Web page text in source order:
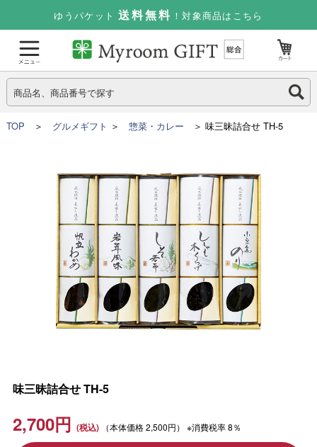
ゆうパケット 送料無料 ！対象商品はこちら
TOP ＞ グルメギフト ＞ 惣菜・カレー ＞ 味三昧詰合せ TH-5
味三昧詰合せ TH-5
2,700円 （本体価格2,500円） ※消費税率 8％